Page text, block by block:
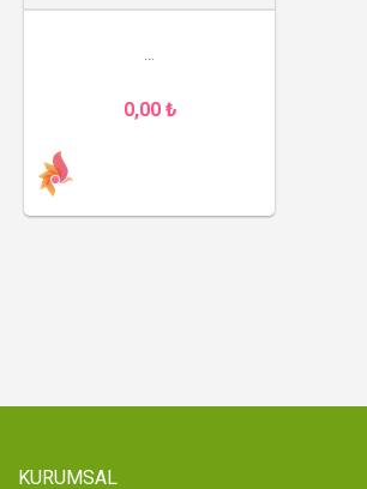
...
0,00 ₺
KURUMSAL